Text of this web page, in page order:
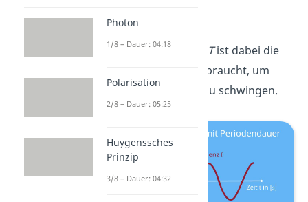
Die Periodendauer Tist dabei die
Zeit, die eine Welle braucht, um
einmal auf und ab zu schwingen.
Photon
1/8 – Dauer: 04:18
Polarisation
2/8 – Dauer: 05:25
Huygenssches
Prinzip
3/8 – Dauer: 04:32